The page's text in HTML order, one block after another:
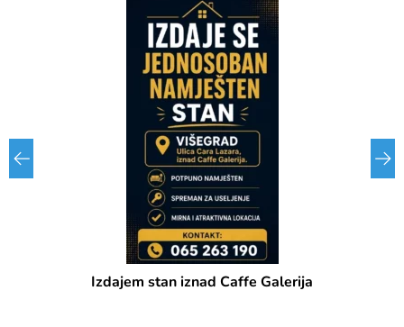
Izdajem stan iznad Caffe Galerija